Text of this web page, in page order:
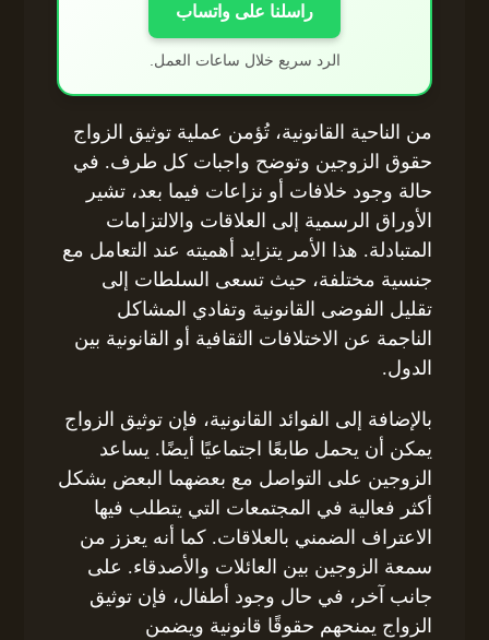
راسلنا على واتساب
الرد سريع خلال ساعات العمل.
من الناحية القانونية، تُؤمن عملية توثيق الزواج
حقوق الزوجين وتوضح واجبات كل طرف. في
حالة وجود خلافات أو نزاعات فيما بعد، تشير
الأوراق الرسمية إلى العلاقات والالتزامات
المتبادلة. هذا الأمر يتزايد أهميته عند التعامل مع
جنسية مختلفة، حيث تسعى السلطات إلى
تقليل الفوضى القانونية وتفادي المشاكل
الناجمة عن الاختلافات الثقافية أو القانونية بين
الدول.
بالإضافة إلى الفوائد القانونية، فإن توثيق الزواج
يمكن أن يحمل طابعًا اجتماعيًا أيضًا. يساعد
الزوجين على التواصل مع بعضهما البعض بشكل
أكثر فعالية في المجتمعات التي يتطلب فيها
الاعتراف الضمني بالعلاقات. كما أنه يعزز من
سمعة الزوجين بين العائلات والأصدقاء. على
جانب آخر، في حال وجود أطفال، فإن توثيق
الزواج يمنحهم حقوقًا قانونية ويضمن